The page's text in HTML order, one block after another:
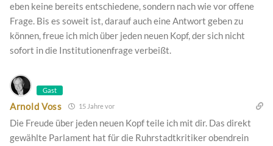
eben keine bereits entschiedene, sondern nach wie vor offene
Frage. Bis es soweit ist, darauf auch eine Antwort geben zu
können, freue ich mich über jeden neuen Kopf, der sich nicht
sofort in die Institutionenfrage verbeißt.
Gast
Arnold Voss 15 Jahre vor
Die Freude über jeden neuen Kopf teile ich mit dir. Das direkt
gewählte Parlament hat für die Ruhrstadtkritiker obendrein